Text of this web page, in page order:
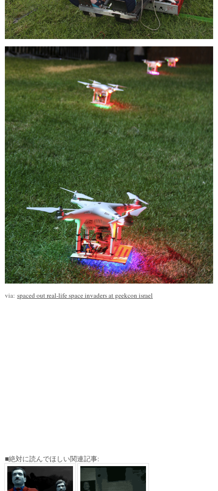
via: spaced out real-life space invaders at geekcon israel
■絶対に読んでほしい関連記事: